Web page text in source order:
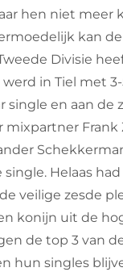
hen niet meer
kan
Divisie
in Tiel met
single en aan
mixpartner
Helaas
veilige zesde
konijn uit de
de top 3 van
hun singles